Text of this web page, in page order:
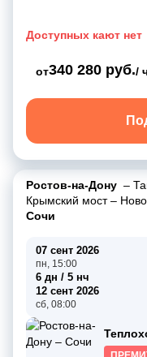
Доступных кают нет
от340 280 руб./
Ростов-на-Дону –
Крымский мост–
Сочи
07 сент 2026
пн, 15:00
6 дн / 5 нч
12 сент 2026
сб, 08:00